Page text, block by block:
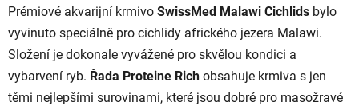
Prémiové akvarijní krmivo SwissMed Malawi Cichlids bylo
vyvinuto speciálně pro cichlidy afrického jezera Malawi.
Složení je dokonale vyvážené pro skvělou kondici a
vybarvení ryb. Řada Proteine Rich obsahuje krmiva s jen
těmi nejlepšími surovinami, které jsou dobré pro masožravé